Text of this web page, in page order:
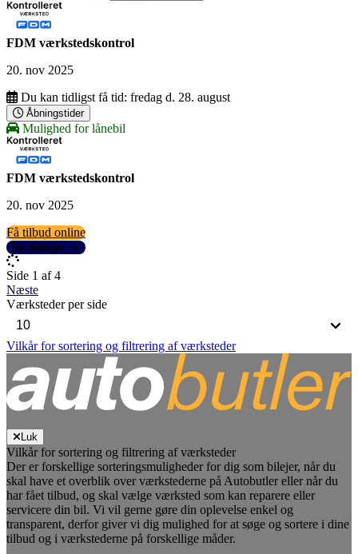
FDM værkstedskontrol
20. nov 2025
Du kan tidligst få tid: fredag d. 28. august
Åbningstider
Mulighed for lånebil
FDM værkstedskontrol
20. nov 2025
Få tilbud online
Se detaljer
Side 1 af 4
Næste
Værksteder per side
Vilkår for sortering og filtrering af værksteder
Luk
Vilkår for sortering og filtrering af værksteder
Der er forskellige sorteringsmuligheder for dig som bilejer, når du
skal have et overblik over værkstederne på Autobutler eller når du
har fået tilbud, og skal vælge værksted som kan reparere eller
servicere din bil. Vi vil gerne gøre din oplevelse enkel og
transparent, derfor giver vi dig mulighed for at søge og sortere i dine
tilbud og i værkstederne på forskellige måder.